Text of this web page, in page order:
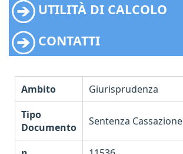
UTILITÀ DI CALCOLO
CONTATTI
Ambito
Giurisprudenza
Tipo
Documento
Sentenza Cassazione